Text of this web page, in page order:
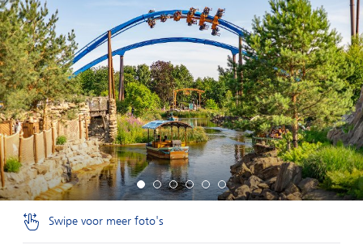
Swipe voor meer foto's